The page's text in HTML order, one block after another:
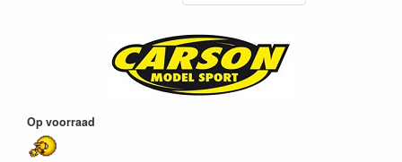
Op voorraad